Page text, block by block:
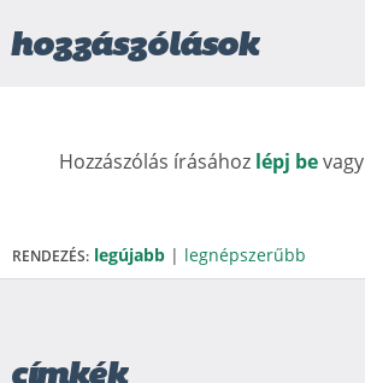
hozzászólások
Hozzászólás írásához lépj bevagy
RENDEZÉS: legújabb | legnépszerűbb